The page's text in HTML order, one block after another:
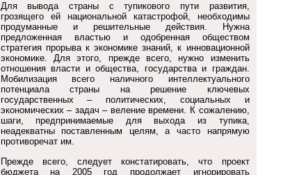
Для вывода страны с тупикового пути развития,
грозящего ей национальной катастрофой, необходимы
продуманные и решительные действия. Нужна
предложенная властью и одобренная обществом
стратегия прорыва к экономике знаний, к инновационной
экономике. Для этого, прежде всего, нужно изменить
отношения власти и общества, государства и граждан.
Мобилизация всего наличного интеллектуального
потенциала страны на решение ключевых
государственных – политических, социальных и
экономических – задач – веление времени. К сожалению,
шаги, предпринимаемые для выхода из тупика,
неадекватны поставленным целям, а часто напрямую
противоречат им.
Прежде всего, следует констатировать, что проект
бюджета на 2005 год продолжает игнорировать